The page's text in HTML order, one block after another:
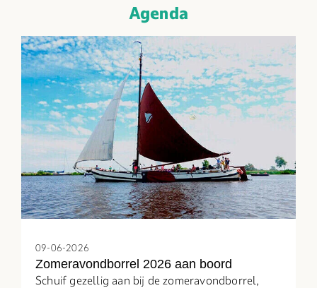
Agenda
09-06-2026
Zomeravondborrel 2026 aan boord
Schuif gezellig aan bij de zomeravondborrel,